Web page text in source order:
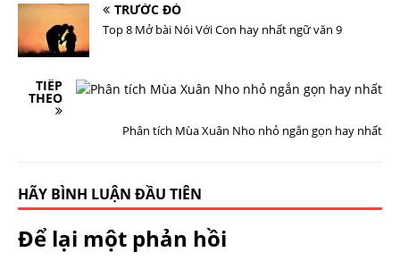
TRƯỚC ĐÓ
Top 8 Mở bài Nói Với Con hay nhất ngữ văn 9
TIẾP
THEO
Phân tích Mùa Xuân Nho nhỏ ngắn gọn hay nhất
HÃY BÌNH LUẬN ĐẦU TIÊN
Để lại một phản hồi